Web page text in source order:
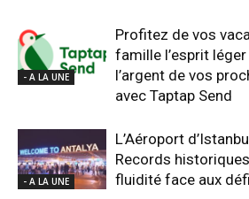
- A LA UNE
Profitez de vos
famille l’esprit
l’argent de vos
avec Taptap Send
- A LA UNE
L’Aéroport
Records
fluidité face aux